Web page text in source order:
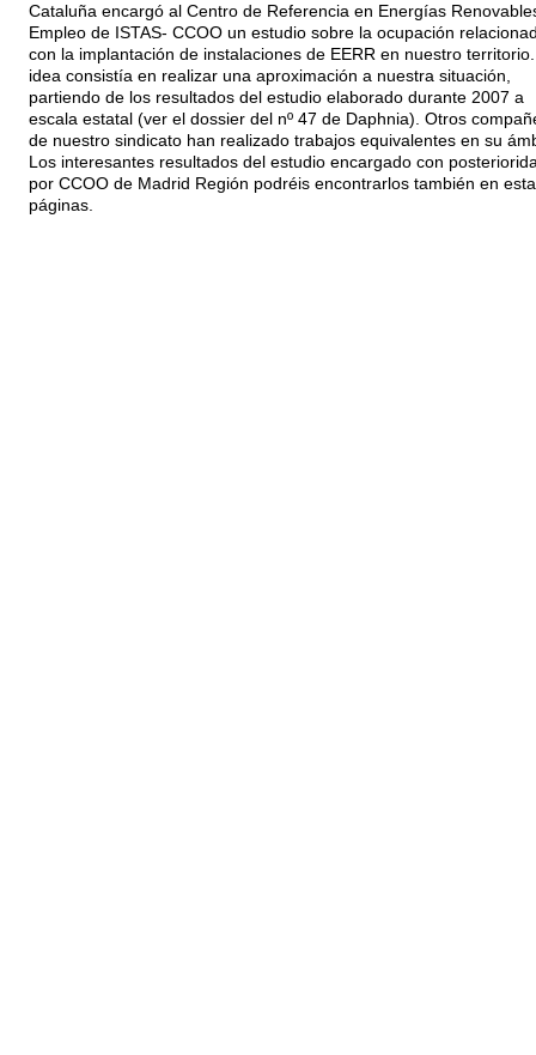
Cataluña encargó al Centro de Referencia en Energías
Empleo de ISTAS- CCOO un estudio sobre la ocupación
con la implantación de instalaciones de EERR en nuestro
idea consistía en realizar una aproximación a nuestra situación,
partiendo de los resultados del estudio elaborado durante 2007 a
escala estatal (ver el dossier del nº 47 de Daphnia). Otros
de nuestro sindicato han realizado trabajos equivalentes en su
Los interesantes resultados del estudio encargado con
por CCOO de Madrid Región podréis encontrarlos también en
páginas.